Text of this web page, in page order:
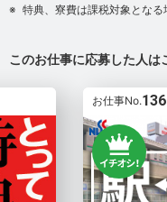
特典、寮費は課税対象となる
このお仕事に応募した人
お仕事No.